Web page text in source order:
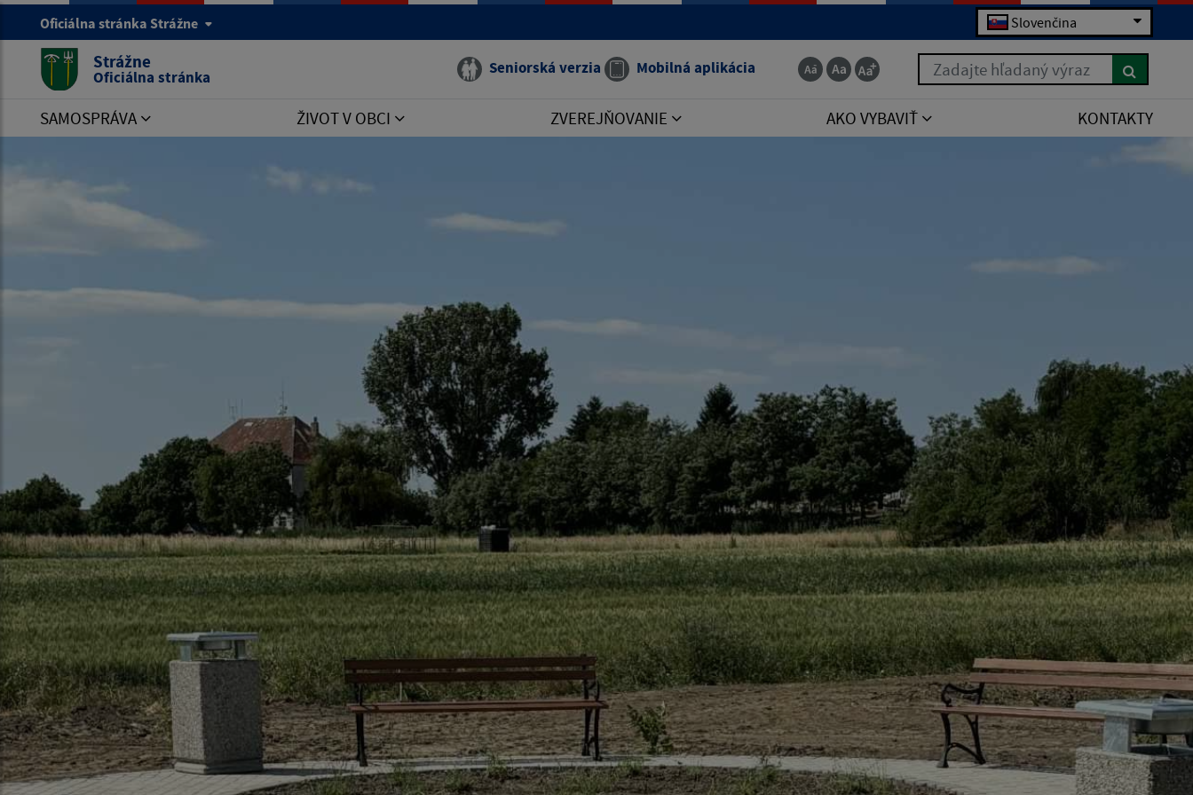
Oficiálna stránka Strážne Slovenčina
Strážne
Oficiálna stránka Seniorská verzia Mobilná aplikácia Zadajte hľadaný výraz
SAMOSPRÁVA ŽIVOT V OBCI ZVEREJŇOVANIE AKO VYBAVIŤ KONTAKTY